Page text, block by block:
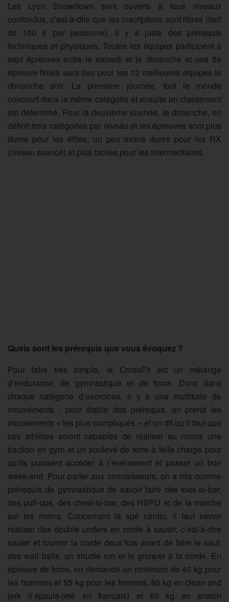
Les Lyon Showdown sont ouverts à tous niveaux
confondus, c’est-à-dire que les inscriptions sont libres (tarif
de 100 € par personne), il y a juste des prérequis
techniques et physiques. Toutes les équipes participent à
sept épreuves entre le samedi et le dimanche et une 8e
épreuve finale aura lieu pour les 12 meilleures équipes le
dimanche soir. La première journée, tout le monde
concourt dans la même catégorie et ensuite un classement
est déterminé. Pour la deuxième journée, le dimanche, on
définit trois catégories par niveau et les épreuves sont plus
dures pour les élites, un peu moins dures pour les RX
(niveau avancé) et plus faciles pour les intermédiaires.
Quels sont les prérequis que vous évoquez ?
Pour faire très simple, le CrossFit est un mélange
d’endurance, de gymnastique et de force. Donc dans
chaque catégorie d’exercices, il y a une multitude de
mouvements : pour établir des prérequis, on prend les
mouvements « les plus compliqués » et on dit qu’il faut que
ces athlètes soient capables de réaliser au moins une
traction en gym et un soulevé de terre à telle charge pour
qu’ils puissent accéder à l’événement et passer un bon
week-end. Pour parler aux connaisseurs, on a mis comme
prérequis de gymnastique de savoir faire des toes-to-bar,
des pull-ups, des chest-to-bar, des HSPU et de la marche
sur les mains. Concernant la spé cardio, il faut savoir
réaliser des double unders en corde à sauter, c’est-à-dire
sauter et tourner la corde deux fois avant de faire le saut,
des wall balls, un shuttle run et le grimper à la corde. En
épreuve de force, on demande un minimum de 40 kg pour
les hommes et 55 kg pour les femmes, 80 kg en clean and
jerk (l’épaulé-jeté en français) et 60 kg en snatch